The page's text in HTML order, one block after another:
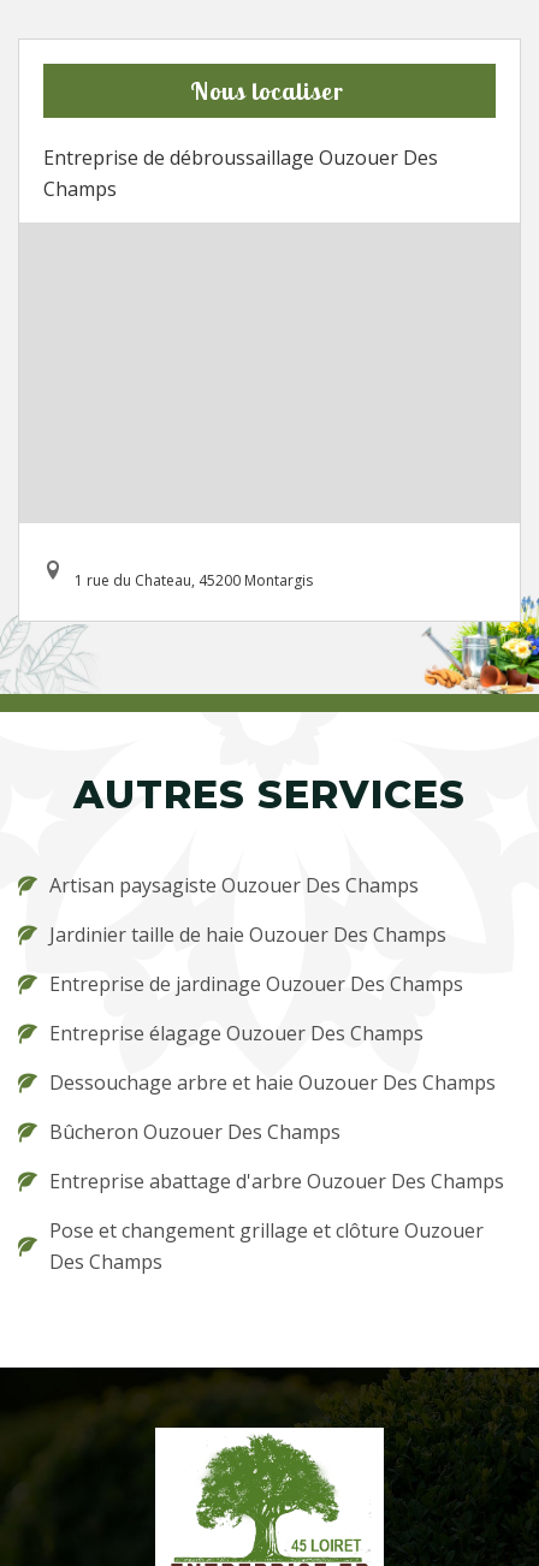
Nous localiser
Entreprise de débroussaillage Ouzouer Des
Champs
1 rue du Chateau, 45200 Montargis
AUTRES SERVICES
Artisan paysagiste Ouzouer Des Champs
Jardinier taille de haie Ouzouer Des Champs
Entreprise de jardinage Ouzouer Des Champs
Entreprise élagage Ouzouer Des Champs
Dessouchage arbre et haie Ouzouer Des Champs
Bûcheron Ouzouer Des Champs
Entreprise abattage d'arbre Ouzouer Des Champs
Pose et changement grillage et clôture Ouzouer
Des Champs